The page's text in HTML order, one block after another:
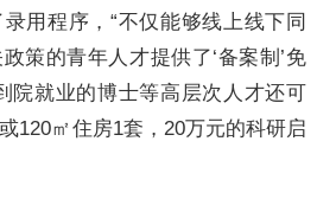
用程序，“不仅能够线上线下同
策的青年人才提供了‘备案制’免
院就业的博士等高层次人才还可
120㎡住房1套，20万元的科研启